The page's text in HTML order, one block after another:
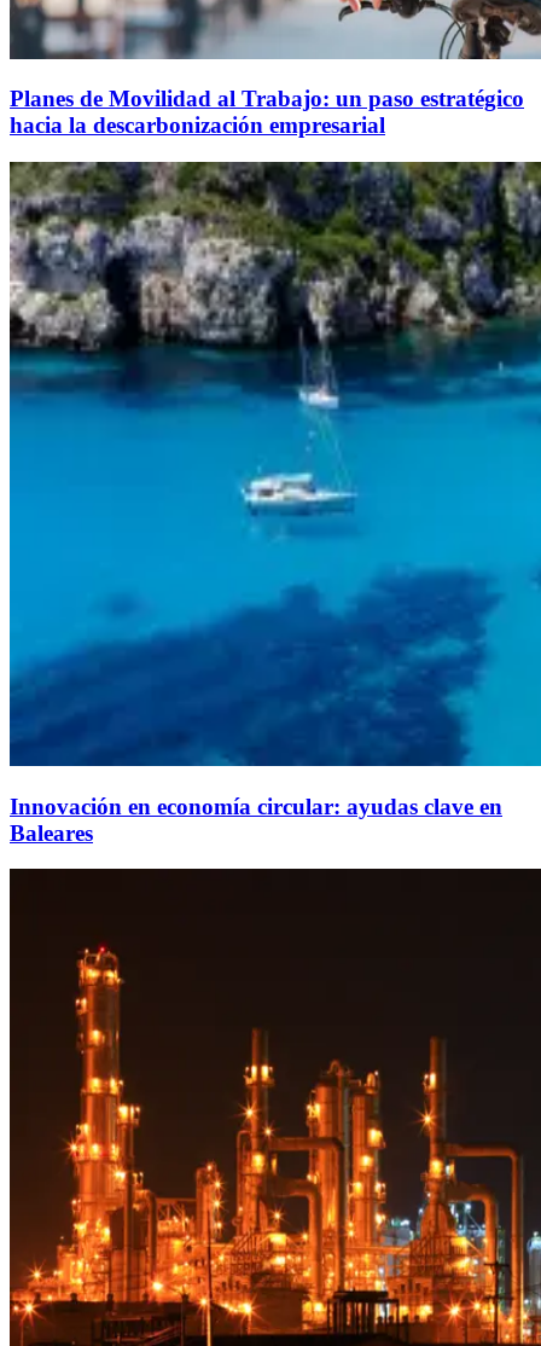
Planes de Movilidad al Trabajo: un paso estratégico
hacia la descarbonización empresarial
Innovación en economía circular: ayudas clave en
Baleares